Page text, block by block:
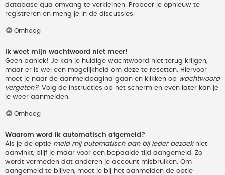
database qua omvang te verkleinen. Probeer je opnieuw te
registreren en meng je in de discussies.
Omhoog
Ik weet mijn wachtwoord niet meer!
Geen paniek! Je kan je huidige wachtwoord niet terug krijgen,
maar er is wel een mogelijkheid om deze te resetten. Hiervoor
moet je naar de aanmeldpagina gaan en klikken op wachtwoord
vergeten?. Volg de instructies op het scherm en even later kan je
je weer aanmelden.
Omhoog
Waarom word ik automatisch afgemeld?
Als je de optie meld mij automatisch aan bij ieder bezoekniet
aanvinkt, blijf je maar voor een bepaalde tijd aangemeld. Zo
wordt vermeden dat anderen je account misbruiken. Om
aangemeld te blijven, moet je bij het aanmelden de optie